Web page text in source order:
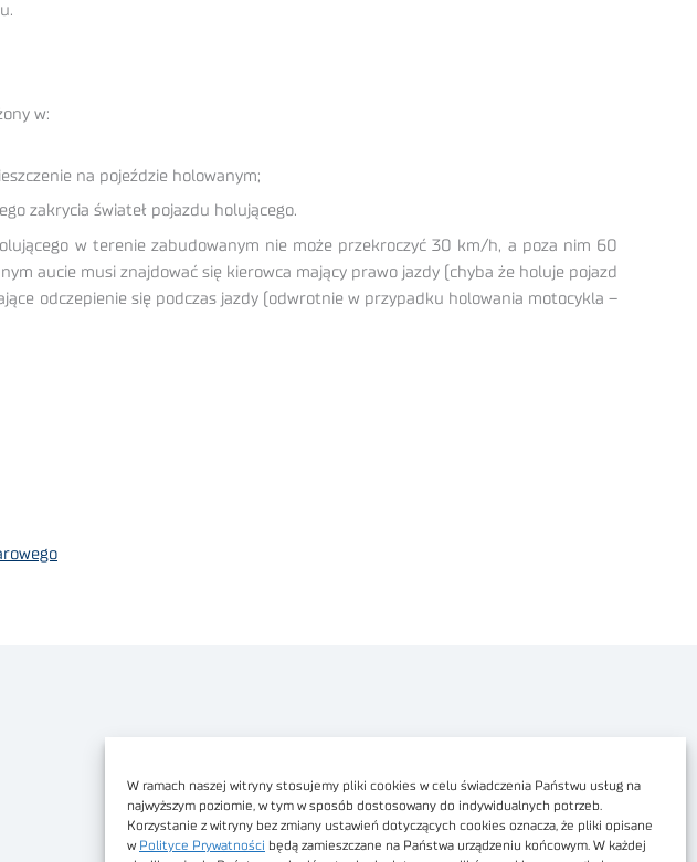
W ramach naszej witryny stosujemy pliki cookies w celu świadczenia Państwu usług na
najwyższym poziomie, w tym w sposób dostosowany do indywidualnych potrzeb.
Korzystanie z witryny bez zmiany ustawień dotyczących cookies oznacza, że pliki opisane
w Polityce Prywatności będą zamieszczane na Państwa urządzeniu końcowym. W każdej
w:
na pojeździe holowanym;
zakrycia świateł pojazdu holującego.
w terenie zabudowanym nie może przekroczyć 30 km/h, a poza nim 60
aucie musi znajdować się kierowca mający prawo jazdy (chyba że holuje pojazd
odczepienie się podczas jazdy (odwrotnie w przypadku holowania motocykla –
Dostępność cyfrowa
Regulamin Portalu
Regulamin sklepu